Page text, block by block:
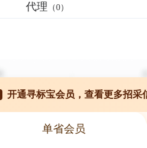
代理 （0）
开通寻标宝会员，查看更多招采
单省会员